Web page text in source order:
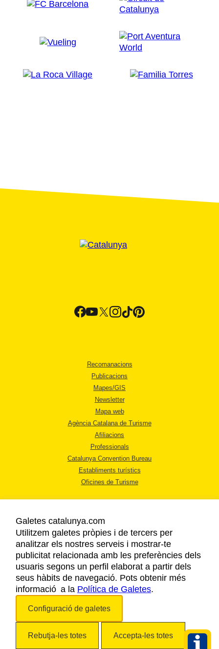
Recomanacions
Publicacions
Mapes/GIS
Newsletter
Mapa web
Agència Catalana de Turisme
Afiliacions
Professionals
Catalunya Convention Bureau
Establiments turístics
Oficines de Turisme
AVÍS LEGAL
POLÍTICA DE PRIVACITAT
COOKIES
ACCESSIBILITAT
Galetes catalunya.com
Utilitzem galetes pròpies i de tercers per
analitzar els nostres serveis i mostrar-te
publicitat relacionada amb les preferències dels
usuaris segons un perfil elaborat a partir dels
seus hàbits de navegació. Pots obtenir més
informació a la Política de Galetes.
Configuració de galetes
Rebutja-les totes Accepta-les totes